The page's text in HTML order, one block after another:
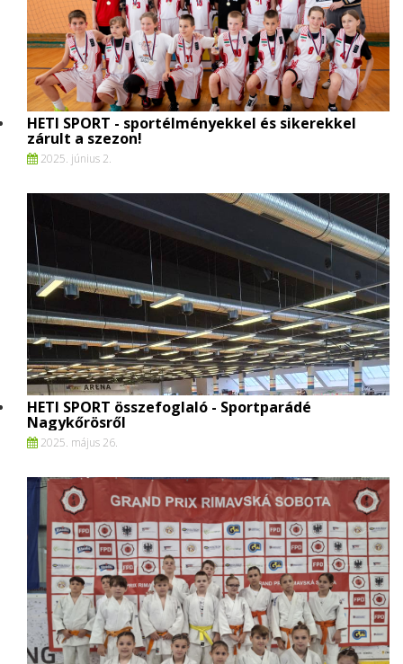
HETI SPORT - sportélményekkel és sikerekkel
zárult a szezon!
2025. június 2.
HETI SPORT összefoglaló - Sportparádé
Nagykőrösről
2025. május 26.